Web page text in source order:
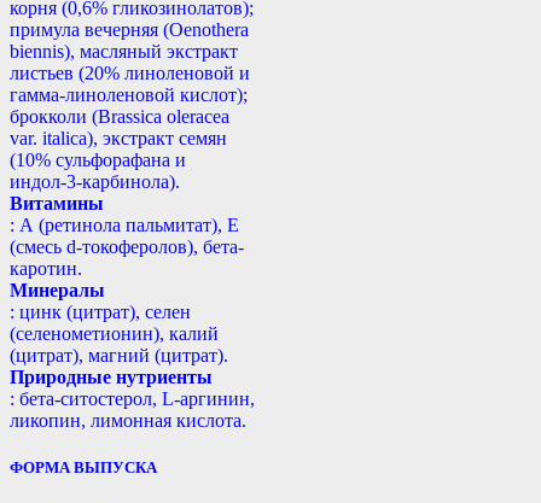
корня (0,6% гликозинолатов);
примула вечерняя (Oenothera
biennis), масляный экстракт
листьев (20% линоленовой и
гамма-линоленовой кислот);
брокколи (Brassica oleracea
var. italica), экстракт семян
(10% сульфорафана и
индол-3-карбинола).
Витамины
: А (ретинола пальмитат), Е
(смесь d-токоферолов), бета-
каротин.
Минералы
: цинк (цитрат), селен
(селенометионин), калий
(цитрат), магний (цитрат).
Природные нутриенты
: бета-ситостерол, L-аргинин,
ликопин, лимонная кислота.
ФОРМА ВЫПУСКА